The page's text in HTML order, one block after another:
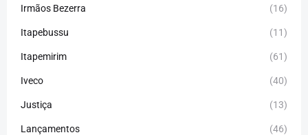
Irmãos Bezerra (16)
Itapebussu (11)
Itapemirim (61)
Iveco (40)
Justiça (13)
Lançamentos (46)